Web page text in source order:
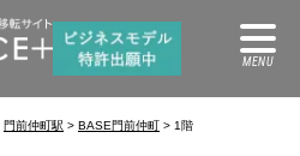
門前仲町駅 > BASE門前仲町 > 1階